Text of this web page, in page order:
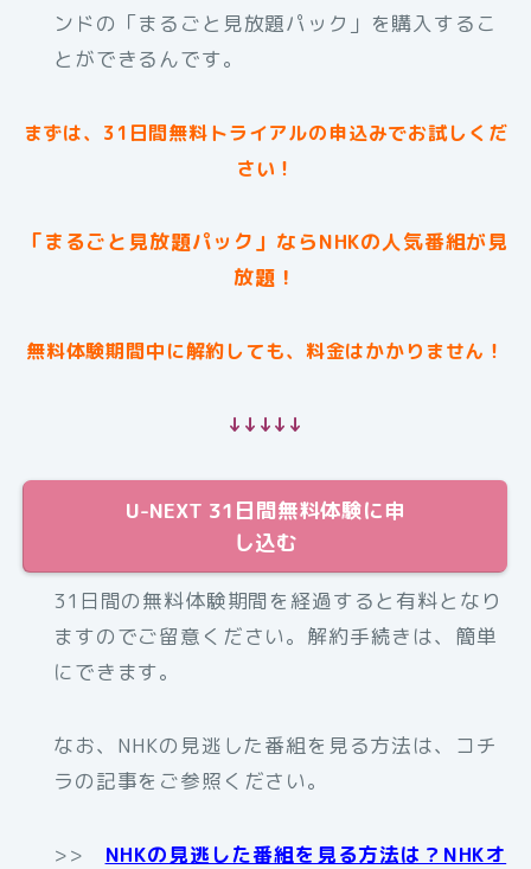
ンドの「まるごと見放題パック」を購入するこ
とができるんです。
まずは、31日間無料トライアルの申込みでお試しくだ
さい！
「まるごと見放題パック」ならNHKの人気番組が見
放題！
無料体験期間中に解約しても、料金はかかりません！
↓↓↓↓↓
U-NEXT 31日間無料体験に申
し込む
31日間の無料体験期間を経過すると有料となり
ますのでご留意ください。解約手続きは、簡単
にできます。
なお、NHKの見逃した番組を見る方法は、コチ
ラの記事をご参照ください。
>> NHKの見逃した番組を見る方法は？NHKオ